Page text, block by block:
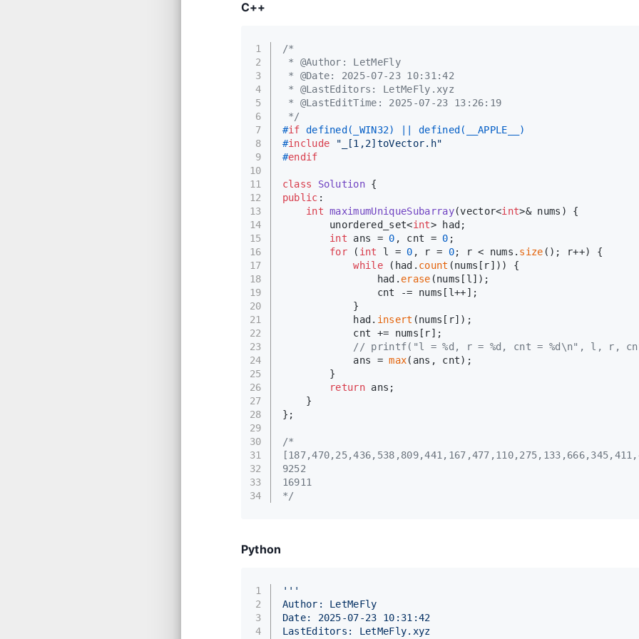
C++
1
2
3
4
5
6
7
8
9
10
11
12
13
14
15
16
17
18
19
20
21
22
23
24
25
26
27
28
29
30
31
32
33
34
/*
* @Author: LetMeFly
* @Date: 2025-07-23 10:31:42
* @LastEditors: LetMeFly.xyz
* @LastEditTime: 2025-07-23 13:26:19
*/
#if defined(_WIN32) || defined(__APPLE__)
#include
"_[1,2]toVector.h"
#endif
class Solution {
public :
int maximumUniqueSubarray(vector<int>& nums)
{
        unordered_set<
int> had;
int ans = 0 , cnt = 0 ;
for ( int l = 0 , r = 0; r < nums. size (); r++) {
while (had. count (nums[r])) {
                had.
erase (nums[l]);
                cnt -= nums[l++];
            }
            had.
insert (nums[r]);
            cnt += nums[r];
// printf("l = %d, r = %d, cnt = %d\n", l, r,
            ans =
max(ans, cnt);
        }
return ans;
    }
};
/*
9252
16911
*/
Python
1
2
3
4
'''
Author: LetMeFly
Date: 2025-07-23 10:31:42
LastEditors: LetMeFly.xyz